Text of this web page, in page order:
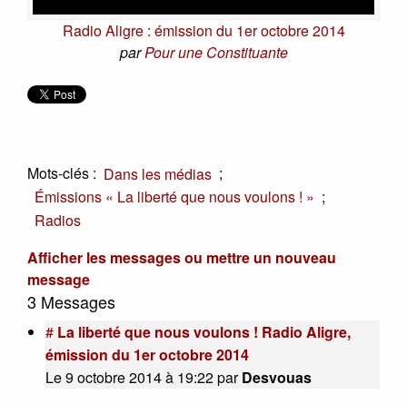
Radio Aligre : émission du 1er octobre 2014
parPour une Constituante
Mots-clés : Dans les médias ;
Émissions « La liberté que nous voulons ! » ;
Radios
Afficher les messages ou mettre un nouveau
message
3 Messages
# La liberté que nous voulons ! Radio Aligre,
émission du 1er octobre 2014
Le 9 octobre 2014 à 19:22parDesvouas